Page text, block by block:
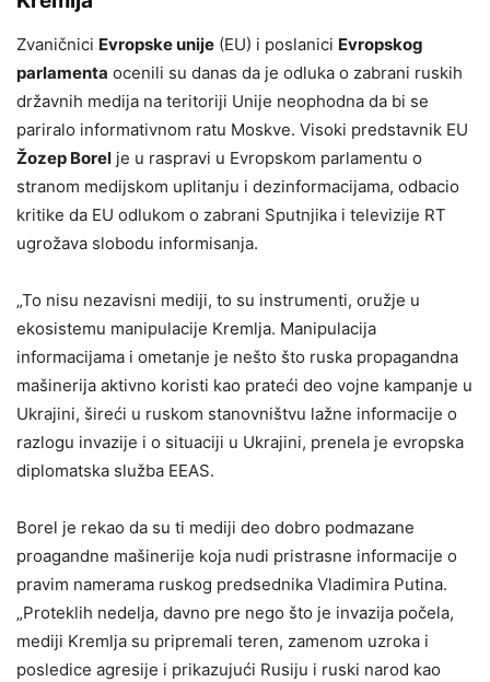
Zvaničnici Evropske unije (EU) i poslanici Evropskog
parlamenta ocenili su danas da je odluka o zabrani ruskih
državnih medija na teritoriji Unije neophodna da bi se
pariralo informativnom ratu Moskve. Visoki predstavnik EU
Žozep Borel je u raspravi u Evropskom parlamentu o
stranom medijskom uplitanju i dezinformacijama, odbacio
kritike da EU odlukom o zabrani Sputnjika i televizije RT
ugrožava slobodu informisanja.
„To nisu nezavisni mediji, to su instrumenti, oružje u
ekosistemu manipulacije Kremlja. Manipulacija
informacijama i ometanje je nešto što ruska propagandna
mašinerija aktivno koristi kao prateći deo vojne kampanje u
Ukrajini, šireći u ruskom stanovništvu lažne informacije o
razlogu invazije i o situaciji u Ukrajini, prenela je evropska
diplomatska služba EEAS.
Borel je rekao da su ti mediji deo dobro podmazane
proagandne mašinerije koja nudi pristrasne informacije o
pravim namerama ruskog predsednika Vladimira Putina.
„Proteklih nedelja, davno pre nego što je invazija počela,
mediji Kremlja su pripremali teren, zamenom uzroka i
posledice agresije i prikazujući Rusiju i ruski narod kao